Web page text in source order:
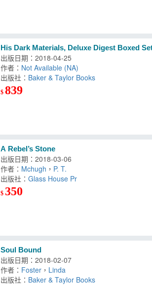
His Dark Materials, Deluxe Digest Boxed
出版日期：2018-04-25
作者： Not Available (NA)
出版社： Baker & Taylor Books
$839
A Rebel’s Stone
出版日期：2018-03-06
作者： Mchugh ， P. T.
出版社：Glass House Pr
$ 350
Soul Bound
出版日期：2018-02-07
作者： Foster ， Linda
出版社： Baker & Taylor Books